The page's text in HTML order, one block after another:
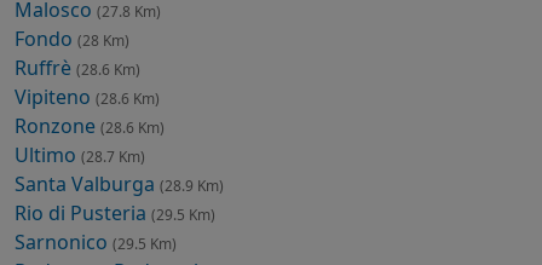
Malosco (27.8 Km)
Fondo (28 Km)
Ruffrè (28.6 Km)
Vipiteno (28.6 Km)
Ronzone (28.6 Km)
Ultimo (28.7 Km)
Santa Valburga (28.9 Km)
Rio di Pusteria (29.5 Km)
Sarnonico (29.5 Km)